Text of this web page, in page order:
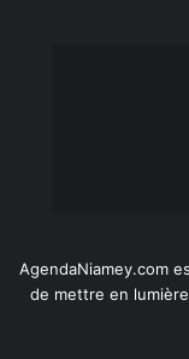
AgendaNiamey.com
de mettre en